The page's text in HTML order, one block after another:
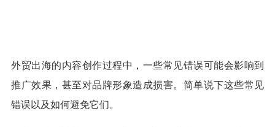
外贸出海的内容创作过程中，一些常见错误可能会影响到
推广效果，甚至对品牌形象造成损害。简单说下这些常见
错误以及如何避免它们。